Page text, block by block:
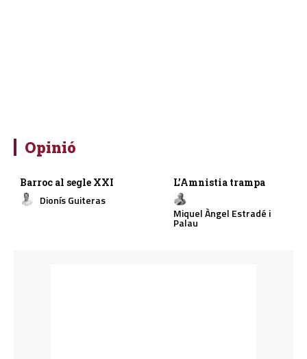
Opinió
Barroc al segle XXI
Dionís Guiteras
L’Amnistia trampa
Miquel Àngel Estradé i
Palau